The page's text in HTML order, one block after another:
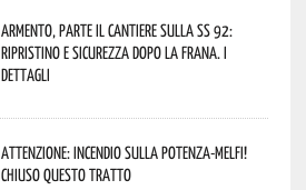
Armento, parte il cantiere sulla SS 92:
ripristino e sicurezza dopo la frana. I
dettagli
Attenzione: incendio sulla Potenza-Melfi!
Chiuso questo tratto